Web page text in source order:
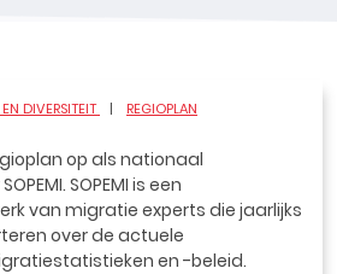
DIVERSITEIT REGIOPLAN
op als nationaal
SOPEMI is een
van migratie experts die jaarlijks
over de actuele
en -beleid.